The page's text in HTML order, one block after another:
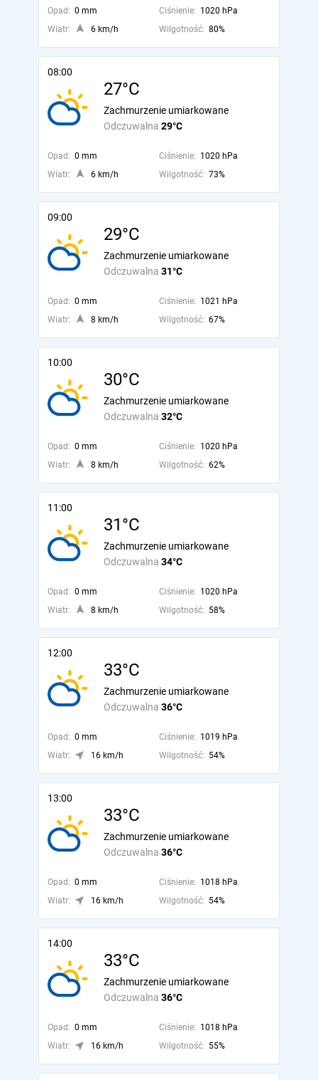
Opad: 0 mm Ciśnienie: 1020 hPa
Wiatr:
6 km/h Wilgotność: 80%
08:00
27°C
Odczuwalna 29°C
Zachmurzenie umiarkowane
Opad: 0 mm Ciśnienie: 1020 hPa
Wiatr:
6 km/h Wilgotność: 73%
09:00
29°C
Odczuwalna 31°C
Zachmurzenie umiarkowane
Opad: 0 mm Ciśnienie: 1021 hPa
Wiatr:
8 km/h Wilgotność: 67%
10:00
30°C
Odczuwalna 32°C
Zachmurzenie umiarkowane
Opad: 0 mm Ciśnienie: 1020 hPa
Wiatr:
8 km/h Wilgotność: 62%
11:00
31°C
Odczuwalna 34°C
Zachmurzenie umiarkowane
Opad: 0 mm Ciśnienie: 1020 hPa
Wiatr:
8 km/h Wilgotność: 58%
12:00
33°C
Odczuwalna 36°C
Zachmurzenie umiarkowane
Opad: 0 mm Ciśnienie: 1019 hPa
Wiatr:
16 km/h Wilgotność: 54%
13:00
33°C
Odczuwalna 36°C
Zachmurzenie umiarkowane
Opad: 0 mm Ciśnienie: 1018 hPa
Wiatr:
16 km/h Wilgotność: 54%
14:00
33°C
Odczuwalna 36°C
Zachmurzenie umiarkowane
Opad: 0 mm Ciśnienie: 1018 hPa
Wiatr:
16 km/h Wilgotność: 55%